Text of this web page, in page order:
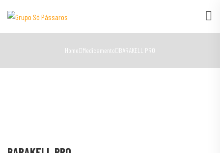
Home Medicamento BARAKELL PRO